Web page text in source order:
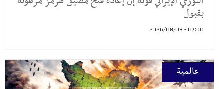
بقبول
07:00 - 2026/08/09
عالمية